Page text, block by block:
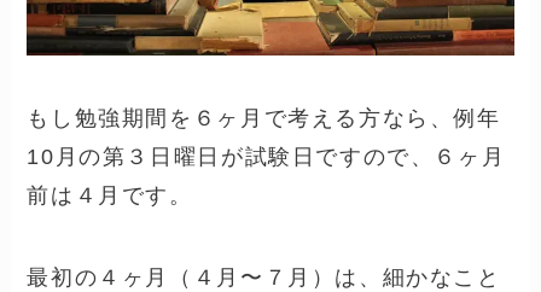
もし勉強期間を６ヶ月で考える方なら、例年
10月の第３日曜日が試験日ですので、６ヶ月
前は４月です。
最初の４ヶ月（４月〜７月）は、細かなこと